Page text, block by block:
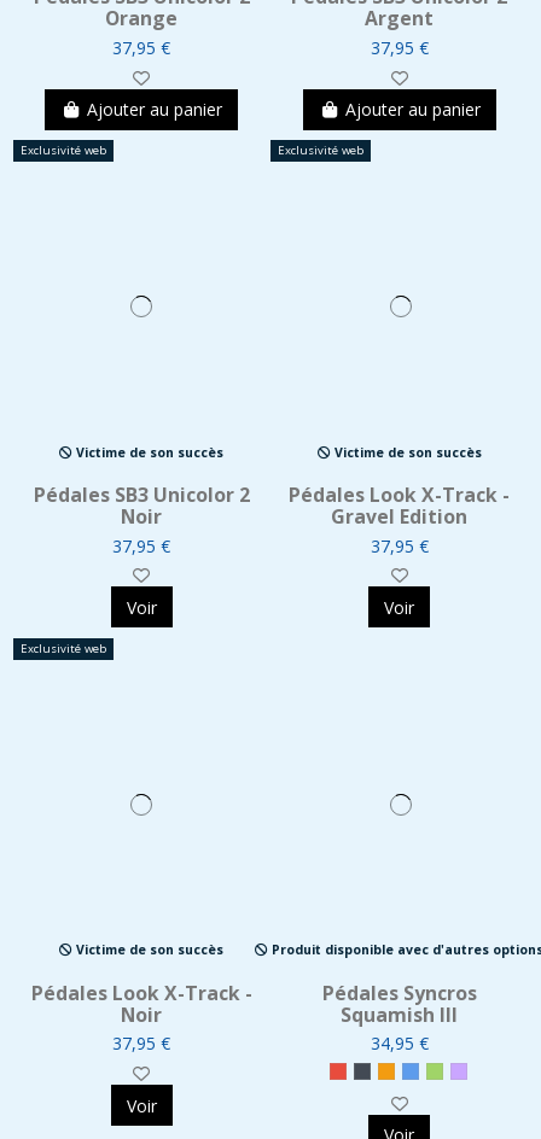
Orange
37,95 €
Ajouter au panier
Argent
37,95 €
Ajouter au panier
Exclusivité web
Victime de son succès
Pédales SB3 Unicolor 2
Noir
37,95 €
Voir
Exclusivité web
Victime de son succès
Pédales Look X-Track -
Gravel Edition
37,95 €
Voir
Exclusivité web
Victime de son succès
Pédales Look X-Track -
Noir
37,95 €
Voir
Produit disponible avec d'autres
Pédales Syncros
Squamish III
34,95 €